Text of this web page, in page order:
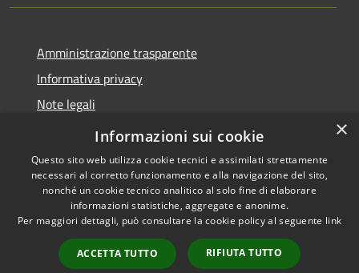
Amministrazione trasparente
Informativa privacy
Note legali
Dichiarazione di accessibilità
Accessibilità
Copyright © 2026 • Comune di
Morro d'Alba • Powered by
Municipium•
Accesso
×
Informazioni sui cookie
Questo sito web utilizza cookie tecnici e assimilati strettamente
necessari al corretto funzionamento e alla navigazione del sito,
nonché un cookie tecnico analitico al solo fine di elaborare
informazioni statistiche, aggregate e anonime.
Per maggiori dettagli, può consultare la cookie policy al seguente link
ACCETTA TUTTO RIFIUTA TUTTO